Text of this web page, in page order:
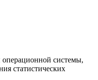
операционной системы,
статистических